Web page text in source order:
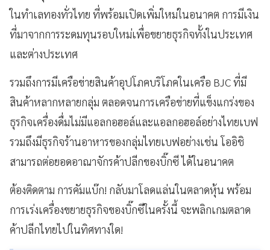
ในทำเลทองทั่วไทย ที่พร้อมเปิดเพิ่มใหม่ในอนาคต การมีเงิน
ที่มาจากการระดมทุนรอบใหม่เพื่อขยายธุรกิจทั้งในประเทศ
และต่างประเทศ
รวมถึงการมีเครือข่ายสินค้าอุปโภคบริโภคในเครือ BJC ที่มี
สินค้าหลากหลายกลุ่ม ตลอดจนการเครือข่ายที่แข็งแกร่งของ
ธุรกิจเครื่องดื่มไม่มีแอลกอฮอล์และแอลกอฮอล์อย่างไทยเบฟ
รวมถึงมีธุรกิจร้านอาหารของกลุ่มไทยเบฟอย่างเช่น โออิชิ
สามารถต่อยอดอาณาจักรค้าปลีกของบิ๊กซี ได้ในอนาคต
ต้องติดตาม การคัมแบ๊ก! กลับมาโลดแล่นในตลาดหุ้น พร้อม
การเร่งเครื่องขยายธุรกิจของบิ๊กซีในครั้งนี้ จะพลิกเกมตลาด
ค้าปลีกไทยไปในทิศทางใด!